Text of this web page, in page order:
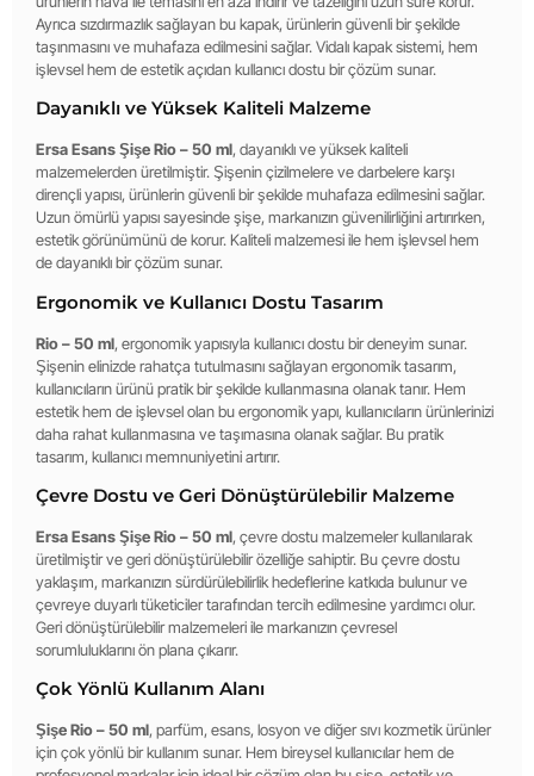
Ayrıca sızdırmazlık sağlayan bu kapak, ürünlerin güvenli bir şekilde
taşınmasını ve muhafaza edilmesini sağlar. Vidalı kapak sistemi, hem
işlevsel hem de estetik açıdan kullanıcı dostu bir çözüm sunar.
Dayanıklı ve Yüksek Kaliteli Malzeme
Ersa Esans Şişe Rio – 50 ml, dayanıklı ve yüksek kaliteli
malzemelerden üretilmiştir. Şişenin çizilmelere ve darbelere karşı
dirençli yapısı, ürünlerin güvenli bir şekilde muhafaza edilmesini sağlar.
Uzun ömürlü yapısı sayesinde şişe, markanızın güvenilirliğini artırırken,
estetik görünümünü de korur. Kaliteli malzemesi ile hem işlevsel hem
de dayanıklı bir çözüm sunar.
Ergonomik ve Kullanıcı Dostu Tasarım
Rio – 50 ml, ergonomik yapısıyla kullanıcı dostu bir deneyim sunar.
Şişenin elinizde rahatça tutulmasını sağlayan ergonomik tasarım,
kullanıcıların ürünü pratik bir şekilde kullanmasına olanak tanır. Hem
estetik hem de işlevsel olan bu ergonomik yapı, kullanıcıların ürünlerinizi
daha rahat kullanmasına ve taşımasına olanak sağlar. Bu pratik
tasarım, kullanıcı memnuniyetini artırır.
Çevre Dostu ve Geri Dönüştürülebilir Malzeme
Ersa Esans Şişe Rio – 50 ml, çevre dostu malzemeler kullanılarak
üretilmiştir ve geri dönüştürülebilir özelliğe sahiptir. Bu çevre dostu
yaklaşım, markanızın sürdürülebilirlik hedeflerine katkıda bulunur ve
çevreye duyarlı tüketiciler tarafından tercih edilmesine yardımcı olur.
Geri dönüştürülebilir malzemeleri ile markanızın çevresel
sorumluluklarını ön plana çıkarır.
Çok Yönlü Kullanım Alanı
Şişe Rio – 50 ml, parfüm, esans, losyon ve diğer sıvı kozmetik ürünler
için çok yönlü bir kullanım sunar. Hem bireysel kullanıcılar hem de